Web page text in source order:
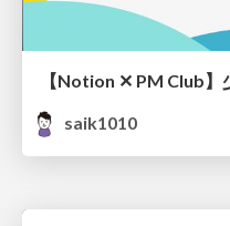
saik1010